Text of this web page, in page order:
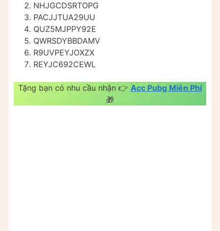
NHJGCDSRTOPG
PACJJTUA29UU
QUZ5MJPPY92E
QWRSDYBBDAMV
R9UVPEYJOXZX
REYJC692CEWL
Tặng bạn có nhu cầu nhận 👉 Acc Pubg Miễn Phí
🎁